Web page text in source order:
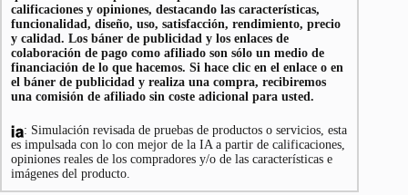
calificaciones y opiniones, destacando las características,
funcionalidad, diseño, uso, satisfacción, rendimiento, precio
y calidad. Los báner de publicidad y los enlaces de
colaboración de pago como afiliado son sólo un medio de
financiación de lo que hacemos. Si hace clic en el enlace o en
el báner de publicidad y realiza una compra, recibiremos
una comisión de afiliado sin coste adicional para usted.
: Simulación revisada de pruebas de productos o servicios, esta
es impulsada con lo con mejor de la IA a partir de calificaciones,
opiniones reales de los compradores y/o de las características e
imágenes del producto.